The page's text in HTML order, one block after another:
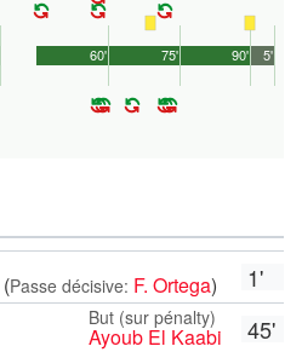
90'
60' 75' 5'
1'
(Passe décisive: F. Ortega)
45'
But (sur pénalty)
Ayoub El Kaabi